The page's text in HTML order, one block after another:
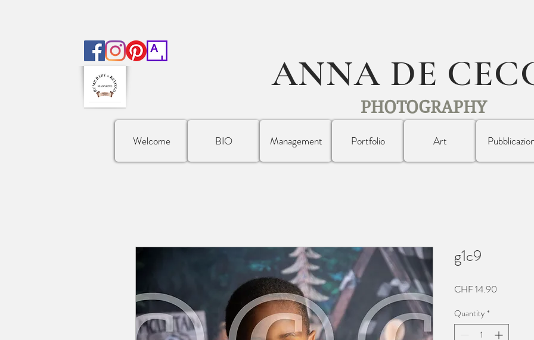
ANNA DE
PHOTOGRAPHY
Welcome BIO Management Portfolio Art
g1c9
CHF 14.90
Quantity *